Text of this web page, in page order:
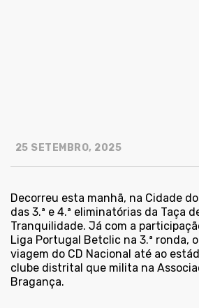
25 SETEMBRO, 2025
Decorreu esta manhã, na Cidade
das 3.ª e 4.ª eliminatórias da Taça
Tranquilidade. Já com a
Liga Portugal Betclic na 3.ª ronda,
viagem do CD Nacional até ao
clube distrital que milita na
Bragança.